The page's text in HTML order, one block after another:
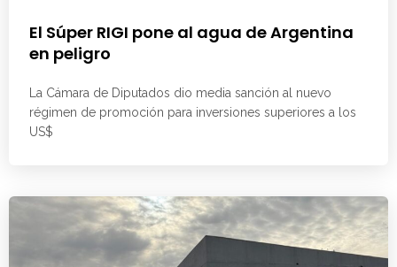
El Súper RIGI pone al agua de Argentina
en peligro
La Cámara de Diputados dio media sanción al nuevo
régimen de promoción para inversiones superiores a los
US$